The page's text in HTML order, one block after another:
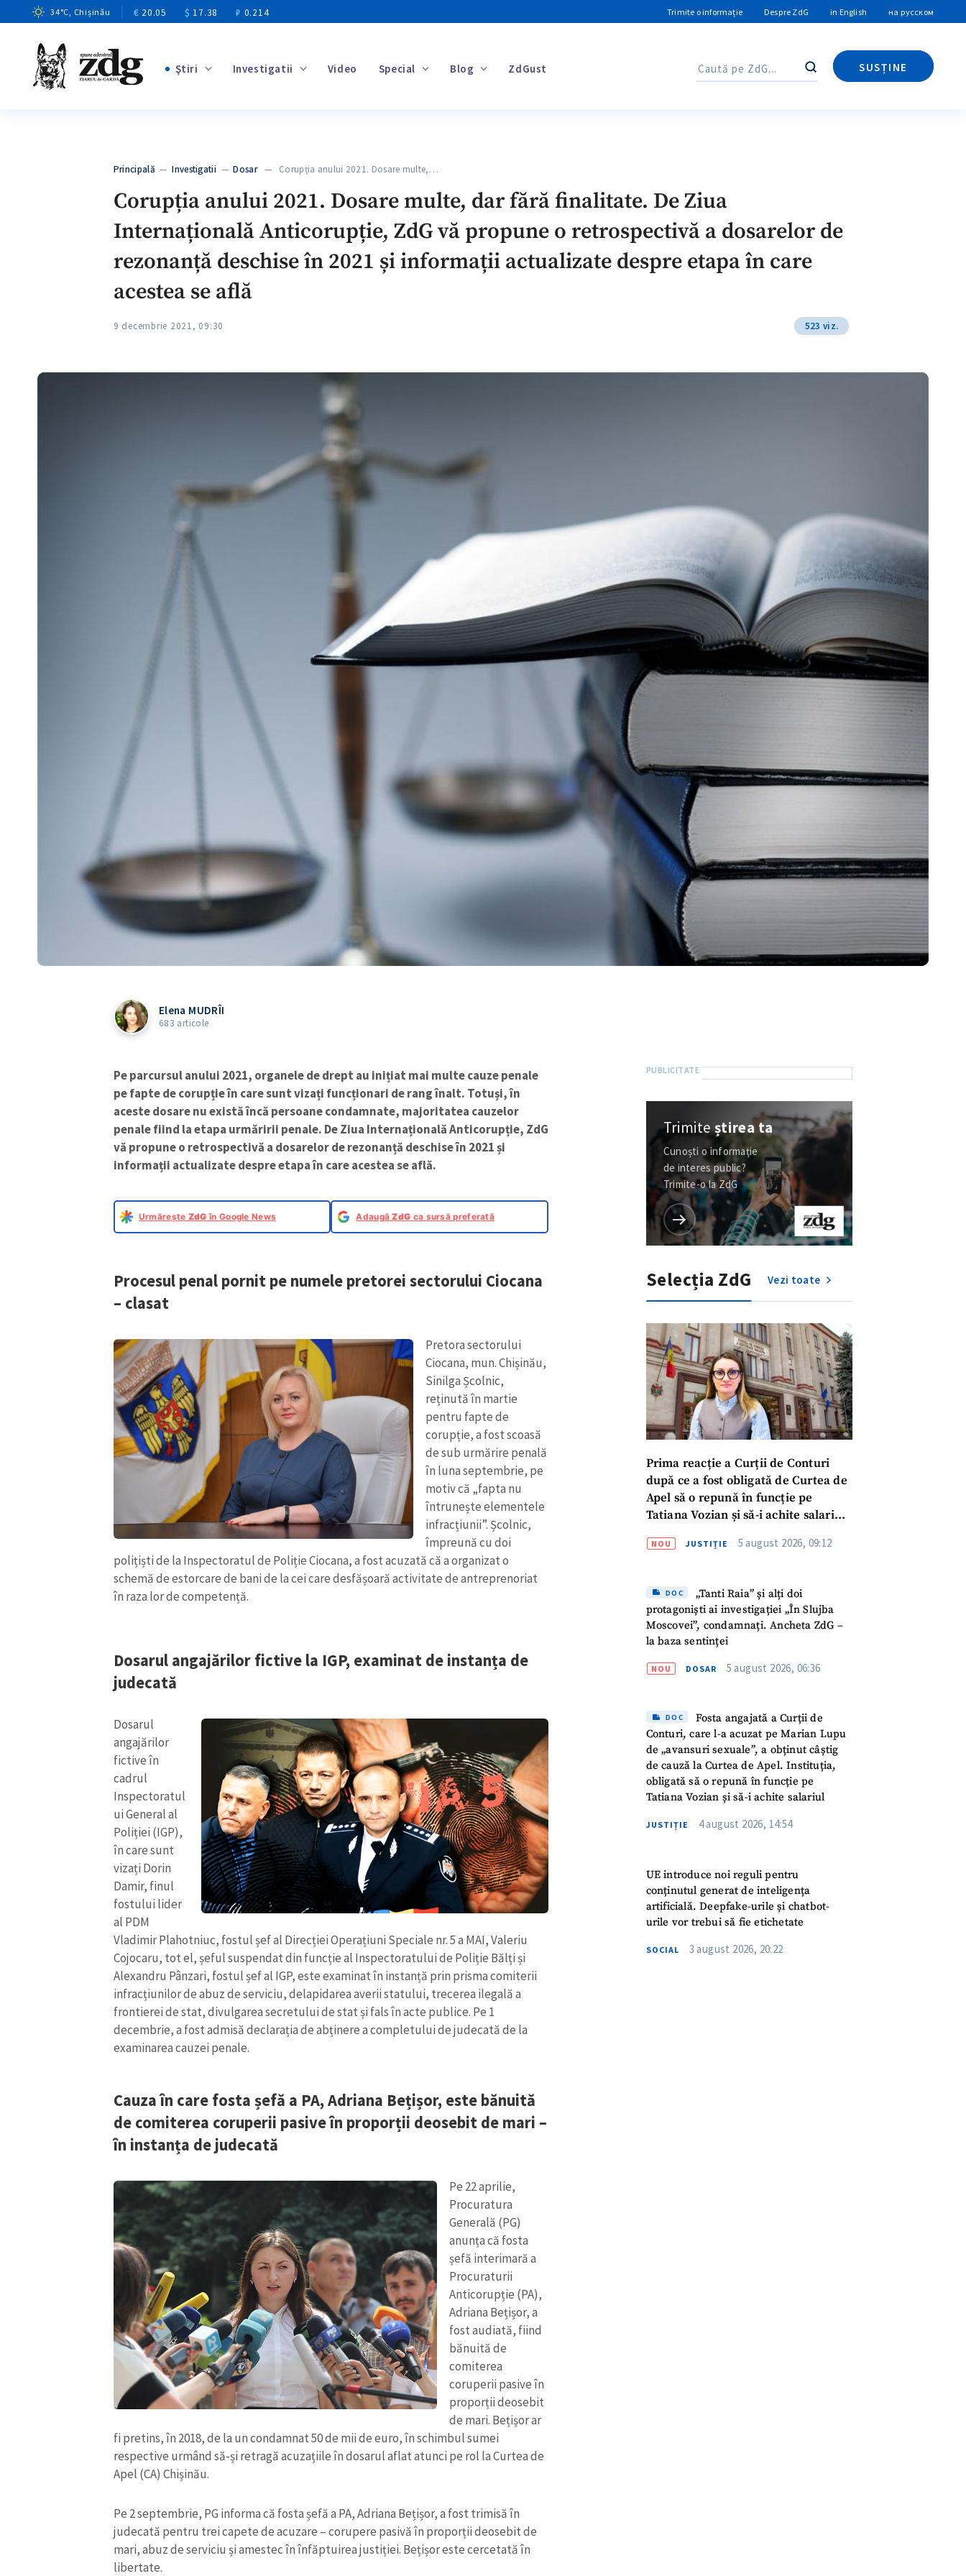
34°C, Chișinău € 20.05 $ 17.38 ₽ 0.214 Trimite o informație Despre ZdG in English на русском
Ştiri Investigatii Video Special Blog ZdGust Caută
SUSȚINE
Caută
Principală —Investigatii —Dosar— Corupția anului 2021. Dosare multe,…
Corupția anului 2021. Dosare multe, dar fără finalitate. De Ziua
Internațională Anticorupție, ZdG vă propune o retrospectivă a dosarelor de
rezonanță deschise în 2021 și informații actualizate despre etapa în care
acestea se află
9 decembrie 2021, 09:30 523 viz.
Elena MUDRÎI
683 articole
Pe parcursul anului 2021, organele de drept au inițiat mai multe cauze penale
pe fapte de corupție în care sunt vizați funcționari de rang înalt. Totuși, în
aceste dosare nu există încă persoane condamnate, majoritatea cauzelor
penale fiind la etapa urmăririi penale. De Ziua Internațională Anticorupție, ZdG
vă propune o retrospectivă a dosarelor de rezonanță deschise în 2021 și
informații actualizate despre etapa în care acestea se află.
Urmărește ZdG în Google News AdaugăZdG ca sursă preferată
Procesul penal pornit pe numele pretorei sectorului Ciocana
– clasat
Pretora sectorului
Ciocana, mun. Chișinău,
Sinilga Școlnic,
reținută în martie
pentru fapte de
corupție, a fost scoasă
de sub urmărire penală
în luna septembrie, pe
motiv că „fapta nu
întrunește elementele
infracțiunii”. Școlnic,
împreună cu doi
polițiști de la Inspectoratul de Poliție Ciocana, a fost acuzată că a organizat o
schemă de estorcare de bani de la cei care desfășoară activitate de antreprenoriat
în raza lor de competență.
Dosarul angajărilor fictive la IGP, examinat de instanța de
judecată
Dosarul
angajărilor
fictive în
cadrul
Inspectoratul
ui General al
Poliției (IGP),
în care sunt
vizați Dorin
Damir, finul
fostului lider
al PDM
Vladimir Plahotniuc, fostul șef al Direcției Operațiuni Speciale nr. 5 a MAI, Valeriu
Cojocaru, tot el, șeful suspendat din funcție al Inspectoratului de Poliție Bălți și
Alexandru Pânzari, fostul șef al IGP, este examinat în instanță prin prisma comiterii
infracțiunilor de abuz de serviciu, delapidarea averii statului, trecerea ilegală a
frontierei de stat, divulgarea secretului de stat și fals în acte publice. Pe 1
decembrie, a fost admisă declarația de abținere a completului de judecată de la
examinarea cauzei penale.
Cauza în care fosta șefă a PA, Adriana Bețișor, este bănuită
de comiterea coruperii pasive în proporții deosebit de mari –
în instanța de judecată
Pe 22 aprilie,
Procuratura
Generală (PG)
anunța că fosta
șefă interimară a
Procuraturii
Anticorupție (PA),
Adriana Bețișor, a
fost audiată, fiind
bănuită de
comiterea
coruperii pasive în
proporții deosebit
de mari. Bețișor ar
fi pretins, în 2018, de la un condamnat 50 de mii de euro, în schimbul sumei
respective urmând să-și retragă acuzațiile în dosarul aflat atunci pe rol la Curtea de
Apel (CA) Chișinău.
Pe 2 septembrie, PG informa că fosta șefă a PA, Adriana Bețișor, a fost trimisă în
judecată pentru trei capete de acuzare – corupere pasivă în proporții deosebit de
mari, abuz de serviciu și amestec în înfăptuirea justiției. Bețișor este cercetată în
libertate.
Trimiteștirea ta
Cunoști o informație
de interes public?
Trimite-o la ZdG
Selecția ZdG Vezi toate
Prima reacție a Curții de Conturi
după ce a fost obligată de Curtea de
Apel să o repună în funcție pe
Tatiana Vozian și să-i achite salariul
muncă”
NOU JUSTIȚIE 5 august 2026, 09:12
DOC
„Tanti Raia” și alți doi
protagoniști ai investigației „În Slujba
Moscovei”, condamnați. Ancheta ZdG –
la baza sentinței
NOU DOSAR 5 august 2026, 06:36
DOC
Fosta angajată a Curții de
Conturi, care l-a acuzat pe Marian Lupu
de „avansuri sexuale”, a obținut câștig
de cauză la Curtea de Apel. Instituția,
obligată să o repună în funcție pe
Tatiana Vozian și să-i achite salariul
JUSTIȚIE 4 august 2026, 14:54
UE introduce noi reguli pentru
conținutul generat de inteligența
artificială. Deepfake-urile și chatbot-
urile vor trebui să fie etichetate
SOCIAL 3 august 2026, 20:22
ȘTIREA MEA
Fotografie + Încarcă imagine
CONTACT SURSĂ
+ Emailul meu
TRIMITE ȘTIREA